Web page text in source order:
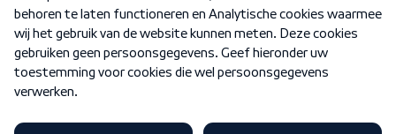
Nieuwsbrief
Word Lid